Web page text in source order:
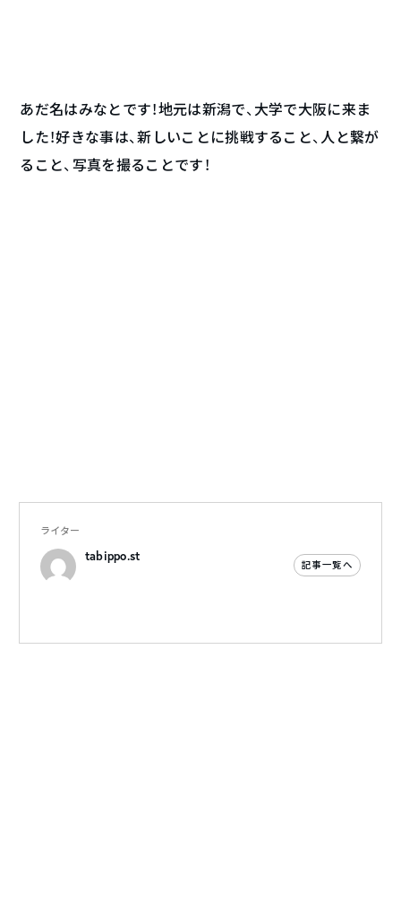
あだ名はみなとです！地元は新潟で、大学で大阪に来ま
した！好きな事は、新しいことに挑戦すること、人と繋が
ること、写真を撮ることです！
ライター
tabippo.st
記事一覧へ